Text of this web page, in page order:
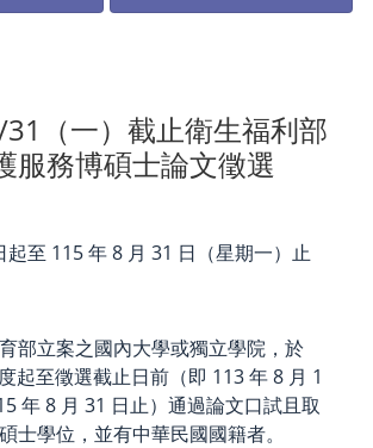
（一）截止衛生福利部
服務博碩士論文徵選
至 115 年 8 月 31 日（星期一）止
部立案之國內大學或獨立學院，於
起至徵選截止日前（即 113 年 8 月 1
年 8 月 31 日止）通過論文口試且取
士學位，並有中華民國國籍者。